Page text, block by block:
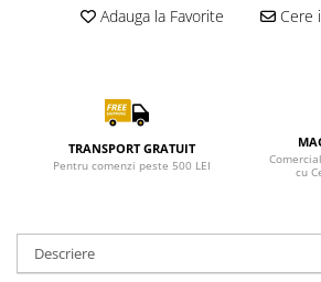
Adauga la Favorite Cere
TRANSPORT GRATUIT
Pentru comenzi peste 500 LEI
cu
Descriere